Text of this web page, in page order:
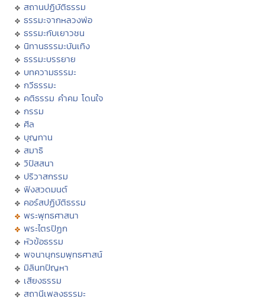
สถานปฏิบัติธรรม
ธรรมะจากหลวงพ่อ
ธรรมะกับเยาวชน
นิทานธรรมะบันเทิง
ธรรมะบรรยาย
บทความธรรมะ
กวีธรรมะ
คติธรรม คำคม โดนใจ
กรรม
ศีล
บุญทาน
สมาธิ
วิปัสสนา
ปริวาสกรรม
ฟังสวดมนต์
คอร์สปฏิบัติธรรม
พระพุทธศาสนา
พระไตรปิฏก
หัวข้อธรรม
พจนานุกรมพุทธศาสน์
มิลินทปัญหา
เสียงธรรม
สถานีเพลงธรรมะ